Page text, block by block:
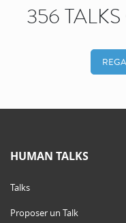
356
HUMAN TALKS
Talks
Proposer un Talk